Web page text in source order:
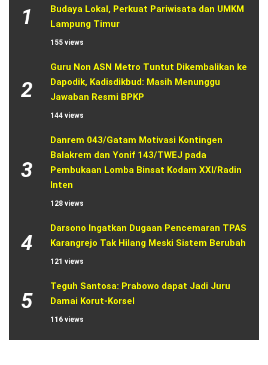
1
Budaya Lokal, Perkuat Pariwisata dan UMKM
Lampung Timur
155 views
2
Guru Non ASN Metro Tuntut Dikembalikan ke
Dapodik, Kadisdikbud: Masih Menunggu
Jawaban Resmi BPKP
144 views
3
Danrem 043/Gatam Motivasi Kontingen
Balakrem dan Yonif 143/TWEJ pada
Pembukaan Lomba Binsat Kodam XXI/Radin
Inten
128 views
4
Darsono Ingatkan Dugaan Pencemaran TPAS
Karangrejo Tak Hilang Meski Sistem Berubah
121 views
5
Teguh Santosa: Prabowo dapat Jadi Juru
Damai Korut-Korsel
116 views